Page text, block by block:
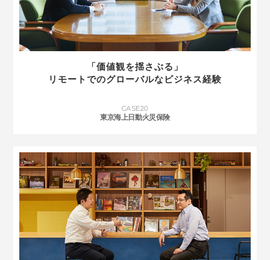
「価値観を揺さぶる」
リモートでのグローバルなビジネス経験
CASE20
東京海上日動火災保険